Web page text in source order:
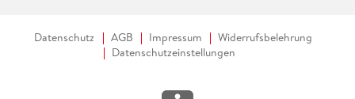
Datenschutz AGB Impressum
Widerrufsbelehrung
Datenschutzeinstellungen